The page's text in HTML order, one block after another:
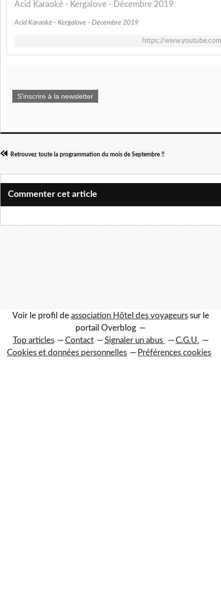
Acid Karaoké - Kergalove - Décembre 2019
Acid Karaoké - Kergalove - Décembre 2019
https://
S'inscrire à la newsletter
Retrouvez toute la programmation du mois de Septembre !!
Commenter cet article
Voir le profil de association Hôtel des voyageurssur le
portail Overblog
Top articles
Contact Signaler un abus
C.G.U.
Cookies et données personnelles
Préférences cookies